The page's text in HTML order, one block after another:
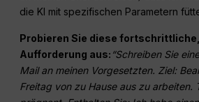
die KI mit spezifischen Parametern
Probieren Sie diese
Aufforderung aus: “Schreiben Sie
Mail an meinen Vorgesetzten. Ziel:
Freitag von zu Hause aus zu arbeiten.